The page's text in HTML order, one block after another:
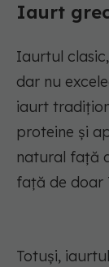
Iaurt
Iaurtul
dar nu
iaurt
proteine și
natural față
față de doar
Totuși,